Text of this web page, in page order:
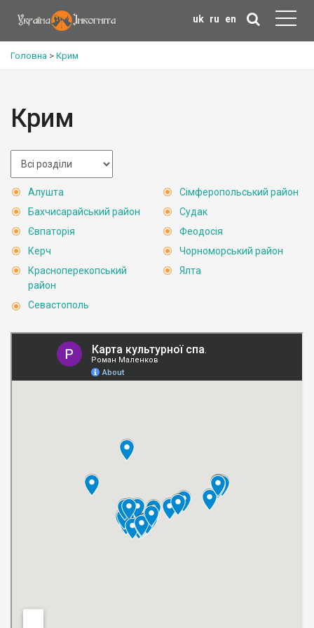
uk ru en
Головна > Крим
Крим
Алушта
Бахчисарайський район
Євпаторія
Керч
Красноперекопський
район
Севастополь
Сімферопольський район
Судак
Феодосія
Чорноморський район
Ялта